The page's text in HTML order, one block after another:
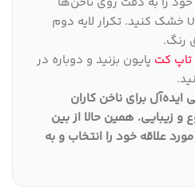
بزنید و در دستگاه UV/LED خشک کنید. تکرار لایه دوم
رنگ.
تاپ کت پایون بزنید و دوباره در
ایده‌آل برای ناخن کاران
و زیبایی. همین حالا از بین
مورد علاقه خود را انتخاب و به